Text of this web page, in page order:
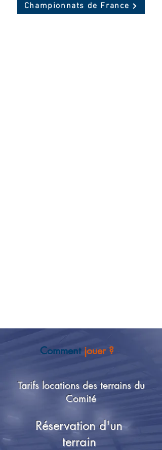
Championnats de France
Comment jouer ?
Tarifs locations des terrains du
Comité
Réservation d'un
terrain